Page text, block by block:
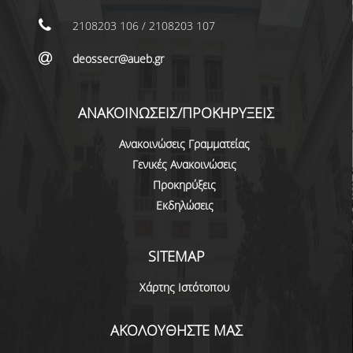
ΠΟΛΙΤΙΚΗ ΠΟΙΟΤΗΤΑΣ
ΠΟΛΙΤΙΚΗ ΠΟΙΟΤΗΤΑΣ ΤΟΥ ΠΠΣ
ΣΤΡΑΤΗΓΙΚΗ ΠΡΟΠΤΥΧΙΑΚΟΥ
ΠΡΟΓΡΑΜΜΑΤΟΣ ΤΜΗΜΑΤΟΣ
ΠΙΣΤΟΠΟΙΗΣΗ
ΑΞΙΟΛΟΓΗΣΗ
ΑΠΟ ΠΡΟΠΤΥΧΙΑΚΟΥΣ ΦΟΙΤΗΤΕΣ
2108203 106 / 2108203 107
deossecr@aueb.gr
ΑΝΑΚΟΙΝΩΣΕΙΣ/ΠΡΟΚΗΡΥΞΕΙΣ
Ανακοινώσεις Γραμματείας
Γενικές Ανακοινώσεις
Προκηρύξεις
Εκδηλώσεις
SITEMAP
Χάρτης Ιστότοπου
ΑΚΟΛΟΥΘΗΣΤΕ ΜΑΣ